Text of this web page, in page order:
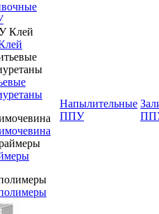
Напылительные
ППУ